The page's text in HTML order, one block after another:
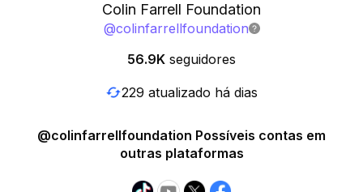
Colin Farrell Foundation
@colinfarrellfoundation
56.9K seguidores
229 atualizado há dias
@colinfarrellfoundation Possíveis contas em
outras plataformas